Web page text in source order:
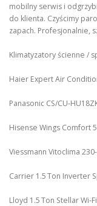
mobilny serwis i
do klienta. Czyścimy
zapach. Profesjonalnie,
Klimatyzatory ścienne /
Haier Expert Air
Panasonic CS/
Hisense Wings Comfort
Viessmann Vitoclima
Carrier 1.5 Ton Inverter
Lloyd 1.5 Ton Stellar